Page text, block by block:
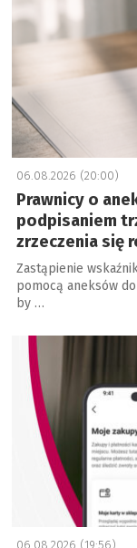
06.08.2026 (20:00)
Prawnicy o
podpisaniem
zrzeczenia się
Zastąpienie
pomocą aneksów
by …
06.08.2026 (19:56)